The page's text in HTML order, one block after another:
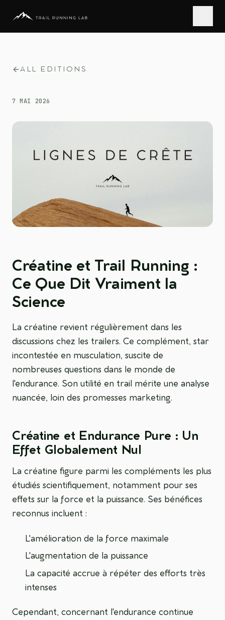
ALL EDITIONS
7 MAI 2026
Créatine et Trail Running :
Ce Que Dit Vraiment la
Science
La créatine revient régulièrement dans les
discussions chez les trailers. Ce complément, star
incontestée en musculation, suscite de
nombreuses questions dans le monde de
l'endurance. Son utilité en trail mérite une analyse
nuancée, loin des promesses marketing.
Créatine et Endurance Pure : Un
Effet Globalement Nul
La créatine figure parmi les compléments les plus
étudiés scientifiquement, notamment pour ses
effets sur la force et la puissance. Ses bénéfices
reconnus incluent :
L'amélioration de la force maximale
L'augmentation de la puissance
La capacité accrue à répéter des efforts très
intenses
Cependant, concernant l'endurance continue